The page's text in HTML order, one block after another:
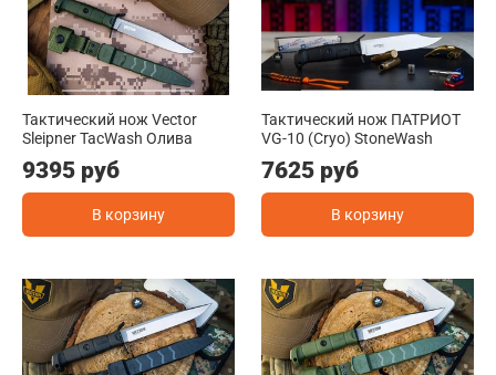
Тактический нож Vector
Sleipner TacWash Олива
9395 руб
В корзину
Тактический нож ПАТРИОТ
VG-10 (Cryo) StoneWash
7625 руб
В корзину